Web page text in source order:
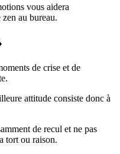
vous aidera
au bureau.
de crise et de
attitude consiste donc à
de recul et ne pas
tort ou raison.